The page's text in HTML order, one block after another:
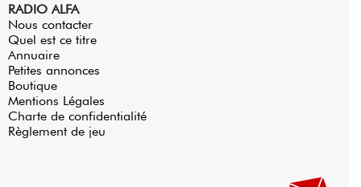
RADIO ALFA
Nous contacter
Quel est ce titre
Annuaire
Petites annonces
Boutique
Mentions Légales
Charte de confidentialité
Règlement de jeu